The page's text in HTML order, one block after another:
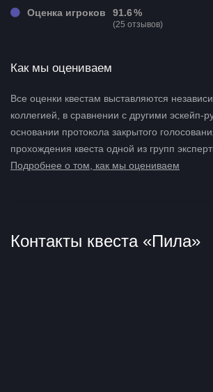
Оценка игроков 91.6 %
(25 отзывов)
Как мы оцениваем
Все оценки квестам выставляются
коллегией, в сравнении с другими эскейп-
основании протокола закрытого
прохождения квеста одной из групп
Подробнее о том, как мы оцениваем
Контакты квеста «Пила»